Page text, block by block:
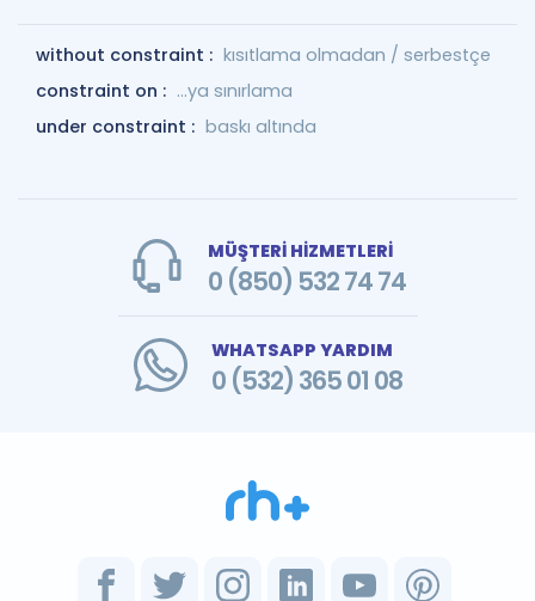
without constraint : kısıtlama olmadan / serbestçe
constraint on : ...ya sınırlama
under constraint : baskı altında
MÜŞTERİ HİZMETLERİ
0 (850) 532 74 74
WHATSAPP YARDIM
0 (532) 365 01 08